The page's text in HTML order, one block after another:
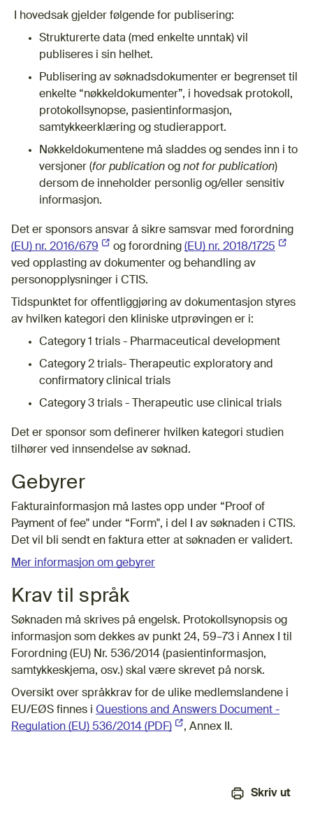
I hovedsak gjelder følgende for publisering:
Strukturerte data (med enkelte unntak) vil
publiseres i sin helhet.
Publisering av søknadsdokumenter er begrenset til
enkelte “nøkkeldokumenter”, i hovedsak protokoll,
protokollsynopse, pasientinformasjon,
samtykkeerklæring og studierapport.
Nøkkeldokumentene må sladdes og sendes inn i to
versjoner (for publication og not for publication)
dersom de inneholder personlig og/eller sensitiv
informasjon.
Det er sponsors ansvar å sikre samsvar med forordning
(EU) nr. 2016/679 (Ekstern lenke)
og forordning (EU) nr. 2018/1725
ved opplasting av dokumenter og behandling av
personopplysninger i CTIS.
Tidspunktet for offentliggjøring av dokumentasjon styres
av hvilken kategori den kliniske utprøvingen er i:
Category 1 trials - Pharmaceutical development
Category 2 trials- Therapeutic exploratory and
confirmatory clinical trials
Category 3 trials - Therapeutic use clinical trials
Det er sponsor som definerer hvilken kategori studien
tilhører ved innsendelse av søknad.
Gebyrer
Fakturainformasjon må lastes opp under “Proof of
Payment of fee" under “Form", i del I av søknaden i CTIS.
Det vil bli sendt en faktura etter at søknaden er validert.
Mer informasjon om gebyrer
Krav til språk
Søknaden må skrives på engelsk. Protokollsynopsis og
informasjon som dekkes av punkt 24, 59–73 i Annex I til
Forordning (EU) Nr. 536/2014 (pasientinformasjon,
samtykkeskjema, osv.) skal være skrevet på norsk.
Oversikt over språkkrav for de ulike medlemslandene i
EU/EØS finnes i Questions and Answers Document -
Regulation (EU) 536/2014 (PDF) (Ekstern lenke)
, Annex II.
Skriv ut